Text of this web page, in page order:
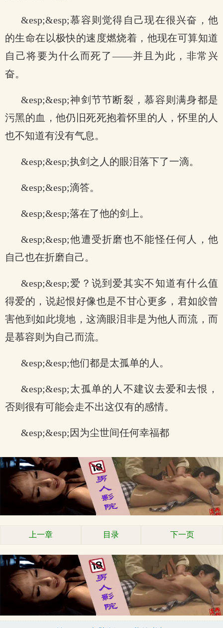
&esp;&esp;慕容则觉得自己现在很兴奋，他
的生命在以极快的速度燃烧着，他现在可算知道
自己将要为什么而死了——并且为此，非常兴
奋。
&esp;&esp;神剑节节断裂，慕容则满身都是
污黑的血，他仍旧死死抱着怀里的人，怀里的人
也不知道有没有气息。
&esp;&esp;执剑之人的眼泪落下了一滴。
&esp;&esp;滴答。
&esp;&esp;落在了他的剑上。
&esp;&esp;他遭受折磨也不能怪任何人，他
自己也在折磨自己。
&esp;&esp;爱？说到爱其实不知道有什么值
得爱的，说起恨好像也是不甘心更多，君如皎曾
害他到如此境地，这滴眼泪非是为他人而流，而
是慕容则为自己而流。
&esp;&esp;他们都是太孤单的人。
&esp;&esp;太孤单的人不建议去爱和去恨，
否则很有可能会走不出这仅有的感情。
&esp;&esp;因为尘世间任何幸福都
上一章 目录 下一页